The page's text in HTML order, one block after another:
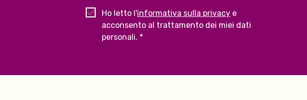
Ho letto l'informativa sulla privacy e
acconsento al trattamento dei miei dati
personali. *